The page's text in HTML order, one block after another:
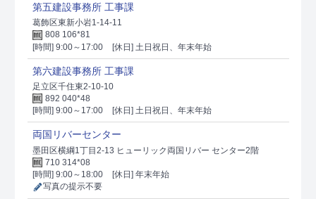
第五建設事務所 工事課
葛飾区東新小岩1-14-11
808 106*81
[時間] 9:00～17:00
[休日] 土日祝日、年末年始
第六建設事務所 工事課
足立区千住東2-10-10
892 040*48
[時間] 9:00～17:00
[休日] 土日祝日、年末年始
両国リバーセンター
墨田区横綱1丁目2-13 ヒューリック両国リバー センター2階
710 314*08
[時間] 9:00～18:00
[休日] 年末年始
写真の提示不要